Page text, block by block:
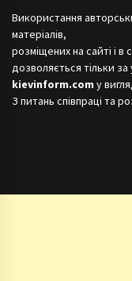
Використання
матеріалів,
розміщених на сайті і в
дозволяється тільки
kievinform.com у
З питань співпраці та